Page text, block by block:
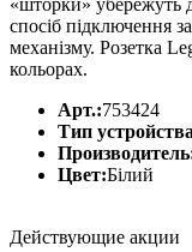
спосіб підключення
механізму. Розетка
кольорах.
Арт.:753424
Тип
Цвет:Білий
Действующие акции